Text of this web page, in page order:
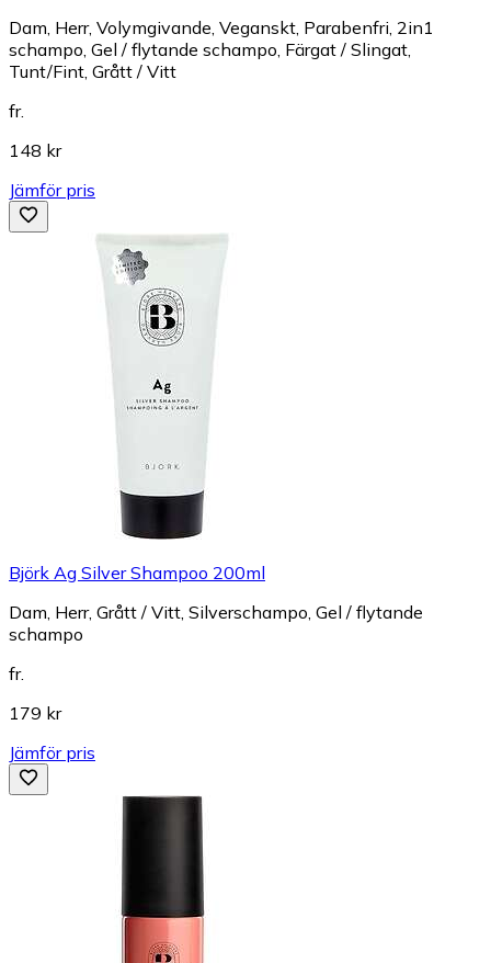
Dam, Herr, Volymgivande, Veganskt, Parabenfri, 2in1
schampo, Gel / flytande schampo, Färgat / Slingat,
Tunt/Fint, Grått / Vitt
fr.
148 kr
Jämför pris
Björk Ag Silver Shampoo 200ml
Dam, Herr, Grått / Vitt, Silverschampo, Gel / flytande
schampo
fr.
179 kr
Jämför pris